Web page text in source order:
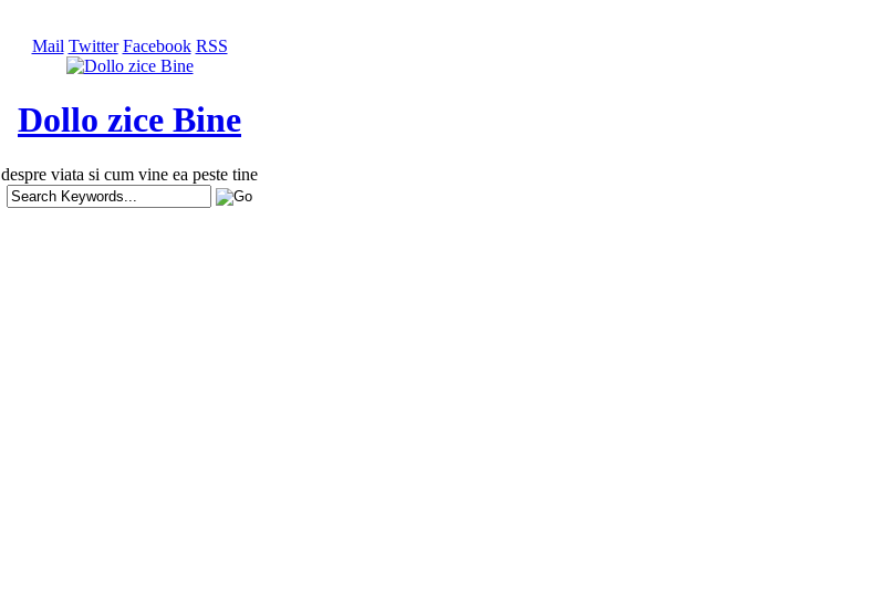
Mail Twitter Facebook RSS
Dollo zice Bine
despre viata si cum vine ea peste tine